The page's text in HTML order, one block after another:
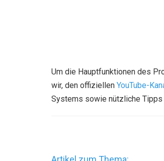
Um die Hauptfunktionen des
wir, den offiziellen YouTube-
Systems sowie nützliche Tipps